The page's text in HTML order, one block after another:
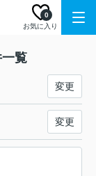
お気に入り
0
覧
変更
変更